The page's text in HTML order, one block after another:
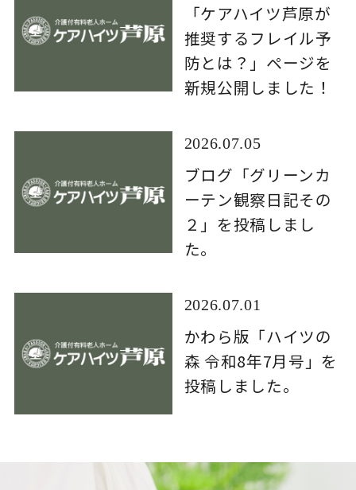
「ケアハイツ芦原が
推奨するフレイル予
防とは？」ページを
新規公開しました！
2026.07.05
ブログ「グリーンカ
ーテン観察日記その
２」を投稿しまし
た。
2026.07.01
かわら版「ハイツの
森 令和8年7月号」を
投稿しました。